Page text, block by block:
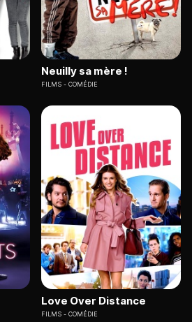
Neuilly sa mère !
FILMS COMÉDIE
Love Over Distance
FILMS COMÉDIE